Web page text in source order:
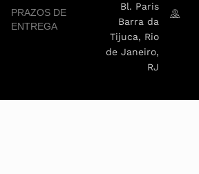
PRAZOS DE
ENTREGA
Bl. Paris
Barra da
Tijuca, Rio
de Janeiro,
RJ